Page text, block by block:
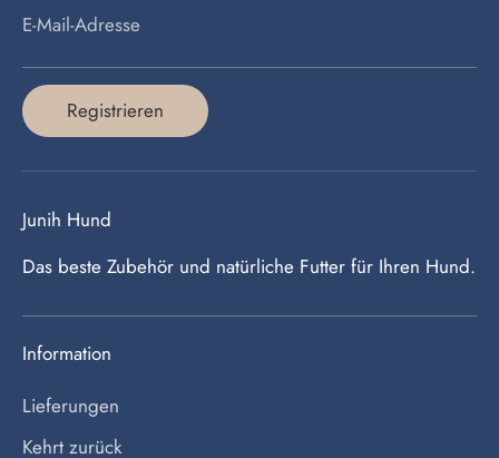
E-Mail-Adresse
Registrieren
Junih Hund
Das beste Zubehör und natürliche Futter für Ihren Hund.
Information
Lieferungen
Kehrt zurück